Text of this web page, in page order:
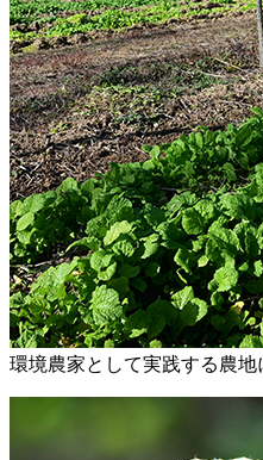
環境農家として実践する農地